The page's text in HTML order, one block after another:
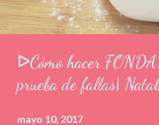
ᐅCómo hacer
prueba de fallas|
mayo 10, 2017